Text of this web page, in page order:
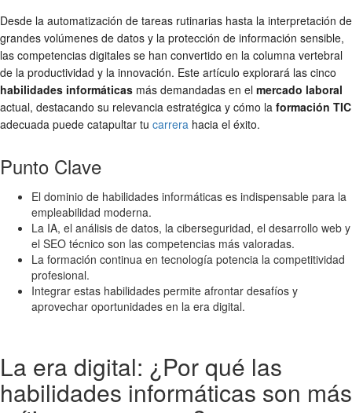
Desde la automatización de tareas rutinarias hasta la interpretación de
grandes volúmenes de datos y la protección de información sensible,
las competencias digitales se han convertido en la columna vertebral
de la productividad y la innovación. Este artículo explorará las cinco
habilidades informáticas más demandadas en el mercado laboral
actual, destacando su relevancia estratégica y cómo la formación TIC
adecuada puede catapultar tu carrera hacia el éxito.
Punto Clave
El dominio de habilidades informáticas es indispensable para la
empleabilidad moderna.
La IA, el análisis de datos, la ciberseguridad, el desarrollo web y
el SEO técnico son las competencias más valoradas.
La formación continua en tecnología potencia la competitividad
profesional.
Integrar estas habilidades permite afrontar desafíos y
aprovechar oportunidades en la era digital.
La era digital: ¿Por qué las
habilidades informáticas son más